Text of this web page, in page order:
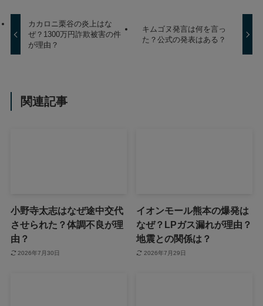
カカロニ栗谷の炎上はな
ぜ？1300万円詐欺被害の件
が理由？
キムゴヌ発言は何を言っ
た？公式の発表はある？
関連記事
小野寺太志はなぜ途中交代
させられた？体調不良が理
由？
2026年7月30日
イオンモール熊本の爆発は
なぜ？LPガス漏れが理由？
地震との関係は？
2026年7月29日